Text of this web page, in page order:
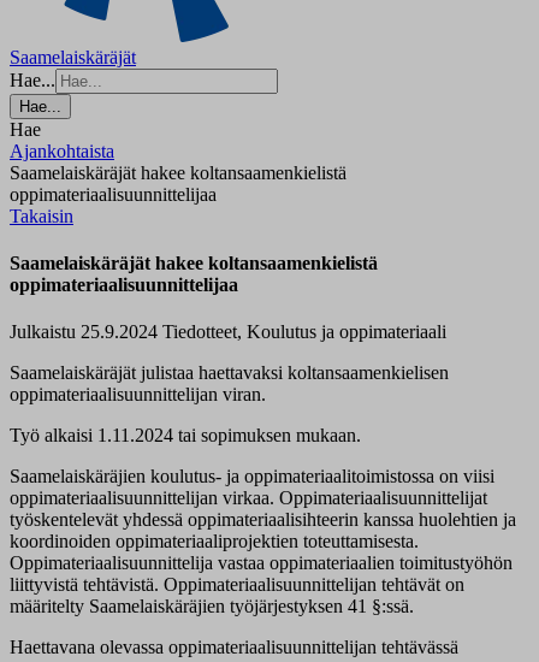
Saamelaiskäräjät
Hae...
Hae...
Hae
Ajankohtaista
Saamelaiskäräjät hakee koltansaamenkielistä
oppimateriaalisuunnittelijaa
Takaisin
Saamelaiskäräjät hakee koltansaamenkielistä
oppimateriaalisuunnittelijaa
Julkaistu 25.9.2024 Tiedotteet, Koulutus ja oppimateriaali
Saamelaiskäräjät julistaa haettavaksi koltansaamenkielisen
oppimateriaalisuunnittelijan viran.
Työ alkaisi 1.11.2024 tai sopimuksen mukaan.
Saamelaiskäräjien koulutus- ja oppimateriaalitoimistossa on viisi
oppimateriaalisuunnittelijan virkaa. Oppimateriaalisuunnittelijat
työskentelevät yhdessä oppimateriaalisihteerin kanssa huolehtien ja
koordinoiden oppimateriaaliprojektien toteuttamisesta.
Oppimateriaalisuunnittelija vastaa oppimateriaalien toimitustyöhön
liittyvistä tehtävistä. Oppimateriaalisuunnittelijan tehtävät on
määritelty Saamelaiskäräjien työjärjestyksen 41 §:ssä.
Haettavana olevassa oppimateriaalisuunnittelijan tehtävässä